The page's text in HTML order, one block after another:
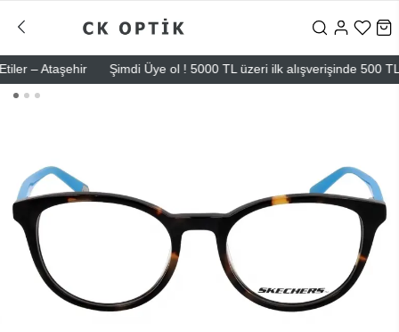
– Ataşehir Şimdi Üye ol ! 5000 TL üzeri ilk alışverişinde 500 TL